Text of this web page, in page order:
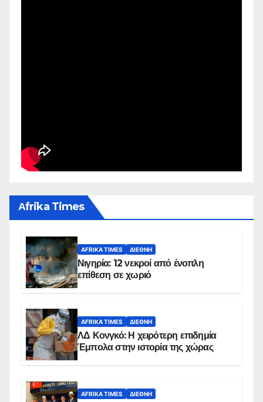
Αfrika Times
AFRIKA TIMES ΔΙΕΘΝΉ
Νιγηρία: 12 νεκροί από ένοπλη
επίθεση σε χωριό
AFRIKA TIMES ΔΙΕΘΝΉ
ΛΔ Κονγκό: Η χειρότερη επιδημία
Έμπολα στην ιστορία της χώρας
AFRIKA TIMES ΔΙΕΘΝΉ